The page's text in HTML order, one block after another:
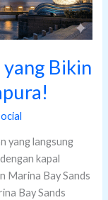
Bikin
yang langsung
kapal
Marina Bay Sands
Bay Sands